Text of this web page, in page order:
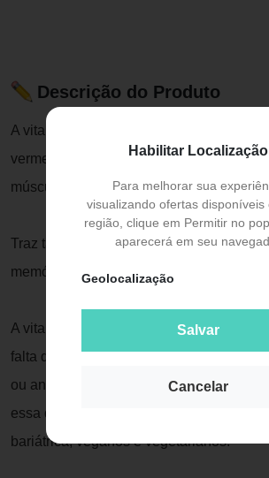
Habilitar Localização
Para melhorar sua
visualizando ofertas disponíveis
região, clique em Permitir no
aparecerá em seu
Geolocalização
Salvar
Cancelar
Descrição do Produto
A vitamina B12 é essencial para a
vermelhos e para a manutenção do
músculos.
Traz também excelentes benefícios para
memória.
A vitamina B12 é indicada para pessoas
falta de vitamina B12 (prevenção de
ou anemia perniciosa) e para quem
essa deficiência, como pessoas
bariátrica, veganos e vegetarianos.